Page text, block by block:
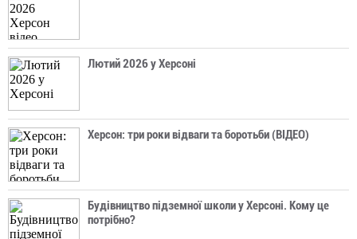
Лютий 2026 у Херсоні
Херсон: три роки відваги та боротьби (ВІДЕО)
Будівництво підземної школи у Херсоні. Кому це
потрібно?